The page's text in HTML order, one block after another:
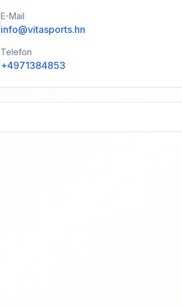
E-Mail
info@vitasports.hn
Telefon
+4971384853